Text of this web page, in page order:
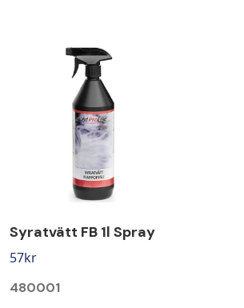
Syratvätt FB 1l Spray
57kr
480001